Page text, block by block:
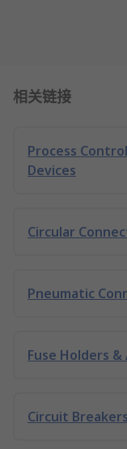
相关链接
Process
Devices
Circular
Pneumatic
Fuse Holders
Circuit Breakers